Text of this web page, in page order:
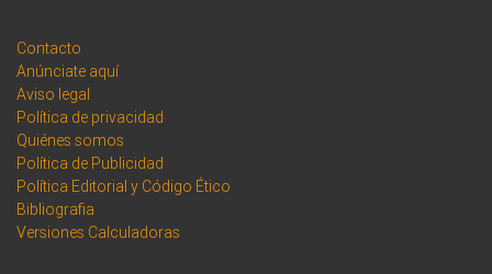
Contacto
Anúnciate aquí
Aviso legal
Política de privacidad
Quiénes somos
Política de Publicidad
Política Editorial y Código Ético
Bibliografia
Versiones Calculadoras